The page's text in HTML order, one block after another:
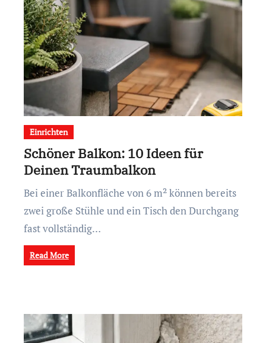
Einrichten
Schöner Balkon: 10 Ideen für
Deinen Traumbalkon
Bei einer Balkonfläche von 6 m² können bereits
zwei große Stühle und ein Tisch den Durchgang
fast vollständig…
Read More